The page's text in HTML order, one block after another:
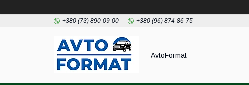
+380 (73) 890-09-00 +380 (96) 874-86-75
AvtoFormat